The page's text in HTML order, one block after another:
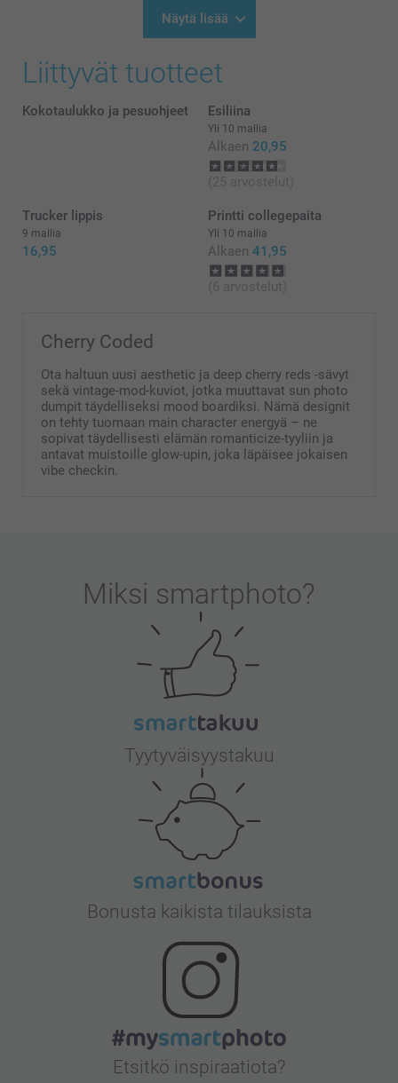
19 cm
XL
76 cm
58,5 cm
19,5 cm
XXL
77,2 cm
61,5 cm
parantamaan palveluamme joten palautteesi on
tärkeä meille.
lähetyksen selvittämistä varten, mikäli et vieläkään
ole saanut sitä, https://www.smartphoto.fi/faq
Näytä lisää
Liittyvät tuotteet
Kokotaulukko ja pesuohjeet Esiliina
Yli 10 mallia
Alkaen 20,95
(25 arvostelut)
Trucker lippis
9 mallia
16,95
Printti collegepaita
Yli 10 mallia
Alkaen 41,95
(6 arvostelut)
Cherry Coded
Ota haltuun uusi aesthetic ja deep cherry reds -sävyt
sekä vintage-mod-kuviot, jotka muuttavat sun photo
dumpit täydelliseksi mood boardiksi. Nämä designit
on tehty tuomaan main character energyä – ne
sopivat täydellisesti elämän romanticize-tyyliin ja
antavat muistoille glow-upin, joka läpäisee jokaisen
vibe checkin.
Miksi smartphoto?
Tyytyväisyystakuu
Bonusta kaikista tilauksista
Etsitkö inspiraatiota?